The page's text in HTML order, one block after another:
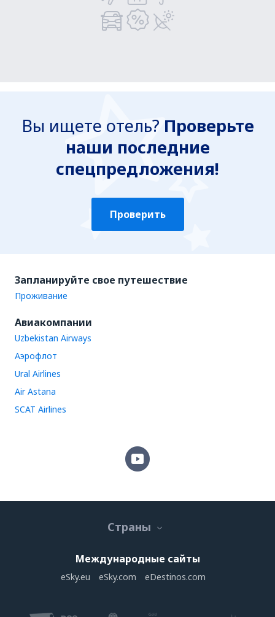
Вы ищете отель? Проверьте
наши последние
спецпредложения!
Проверить
Запланируйте свое путешествие
Проживание
Авиакомпании
Uzbekistan Airways
Аэрофлот
Ural Airlines
Air Astana
SCAT Airlines
Страны
Международные сайты
eSky.eu eSky.com eDestinos.com